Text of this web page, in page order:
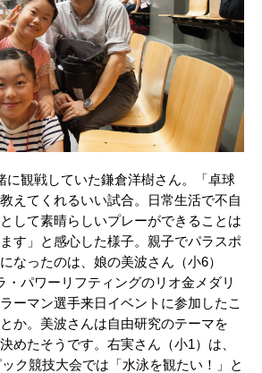
に観戦していた鎌倉洋樹さん。「卓球
えてくれるいい試合。日常生活で不自
して素晴らしいプレーができることは
す」と感心した様子。親子でパラスポ
なったのは、娘の美波さん（小6）
・パワーリフティングのリオ金メダリ
ーマン選手来日イベントに参加したこ
か。美波さんは自由研究のテーマを
めたそうです。右実さん（小1）は、
ク競技大会では「水泳を観たい！」と